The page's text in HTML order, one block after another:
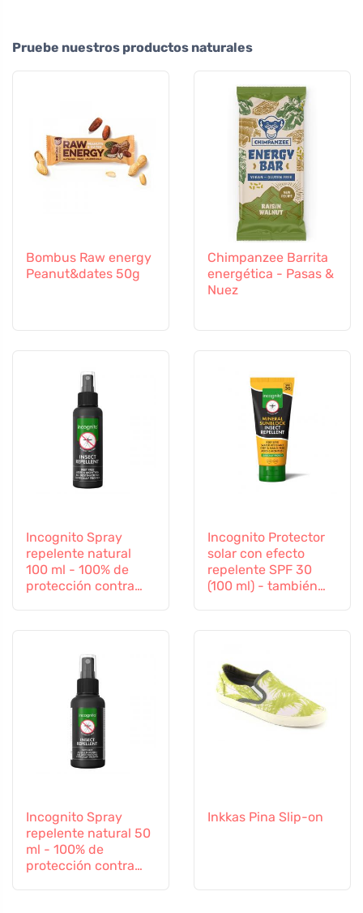
Pruebe nuestros productos naturales
Bombus Raw energy
Peanut&dates 50g
Chimpanzee Barrita
energética - Pasas &
Nuez
Incognito Spray
repelente natural
100 ml - 100% de
protección contra
Incognito Protector
solar con efecto
repelente SPF 30
(100 ml) - también
Incognito Spray
repelente natural 50
ml - 100% de
protección contra
Inkkas Pina Slip-on